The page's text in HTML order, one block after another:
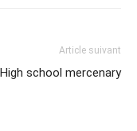
Article suivant
High school mercenary